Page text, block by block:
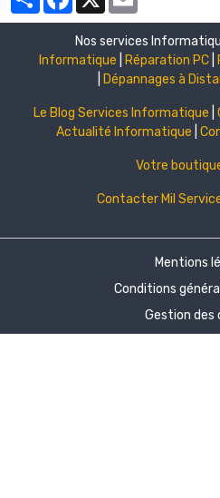
Nos services
Informatique
Réparation PC
Dépannages à
Le Blog Services Informatique
Actualité Informatique
Votre
Contacter Mil
Mentions
Conditions
Gestion des